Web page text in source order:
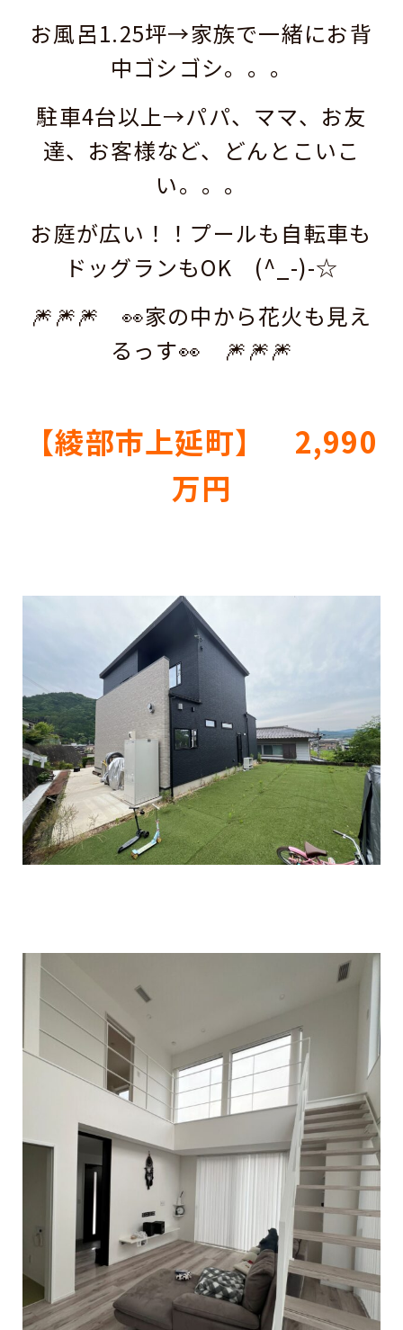
お風呂1.25坪→家族で一緒にお背
中ゴシゴシ。。。
駐車4台以上→パパ、ママ、お友
達、お客様など、どんとこいこ
い。。。
お庭が広い！！プールも自転車も
ドッグランもOK (^_-)-☆
🎆🎆🎆 👀家の中から花火も見え
るっす👀 🎆🎆🎆
【綾部市上延町】 2,990
万円